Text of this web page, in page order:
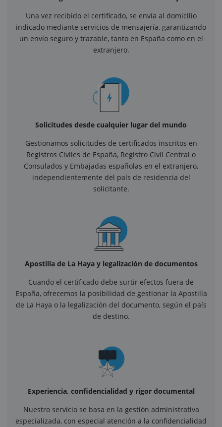
Una vez recibido el certificado, se envía al domicilio
indicado mediante servicios de mensajería, garantizando
un envío seguro y trazable, tanto en España como en el
extranjero.
Solicitudes desde cualquier lugar del mundo
Gestionamos solicitudes de certificados inscritos en
Registros Civiles de España, Registro Civil Central o
Consulados y Embajadas españolas en el extranjero,
independientemente del país de residencia del
solicitante.
Apostilla de La Haya y legalización de documentos
Cuando el certificado debe surtir efectos fuera de
España, ofrecemos la posibilidad de gestionar la Apostilla
de La Haya o la legalización del documento, según el país
de destino.
Experiencia, confidencialidad y rigor documental
Nuestro servicio se basa en la gestión administrativa
especializada, con especial atención a la confidencialidad